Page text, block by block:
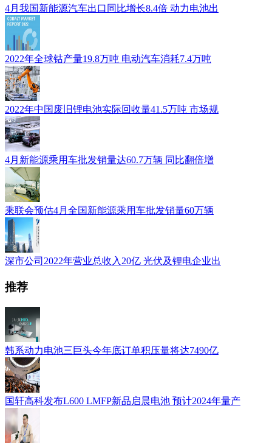
4月我国新能源汽车出口同比增长8.4倍 动力电池出
2022年全球钴产量19.8万吨 电动汽车消耗7.4万吨
2022年中国废旧锂电池实际回收量41.5万吨 市场规
4月新能源乘用车批发销量达60.7万辆 同比翻倍增
乘联会预估4月全国新能源乘用车批发销量60万辆
深市公司2022年营业总收入20亿 光伏及锂电企业出
推荐
韩系动力电池三巨头今年底订单积压量将达7490亿
国轩高科发布L600 LMFP新品启晨电池 预计2024年量产